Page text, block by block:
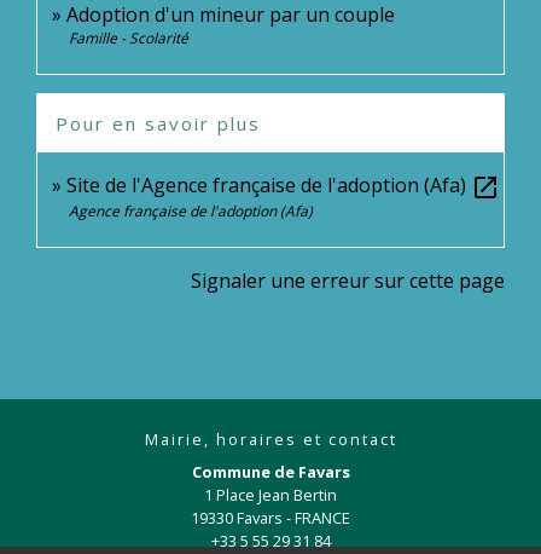
Adoption d'un mineur par un couple
Famille - Scolarité
Pour en savoir plus
Site de l'Agence française de l'adoption (Afa) open_in_new
Agence française de l'adoption (Afa)
Signaler une erreur sur cette page
Mairie, horaires et contact
Commune de Favars
1 Place Jean Bertin
19330 Favars - FRANCE
+33 5 55 29 31 84